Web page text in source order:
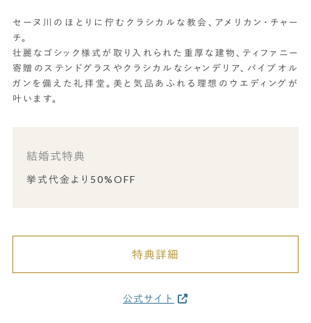
セーヌ川のほとりに佇むクラシカルな教会、アメリカン・チャー
チ。
壮麗なゴシック様式が取り入れられた重厚な建物、ティファニー
寄贈のステンドグラスやクラシカルなシャンデリア、パイプオル
ガンを備えた礼拝堂。美と気品あふれる理想のウエディングが
叶います。
結婚式特典
挙式代金より50%OFF
特典詳細
公式サイト